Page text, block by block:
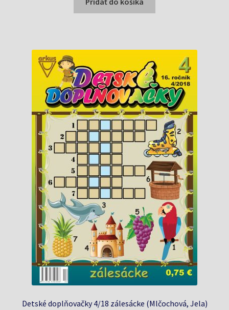
0,99 €. 0,96 €.
Detské doplňovačky 4/18 zálesácke (Mlčochová, Jela)